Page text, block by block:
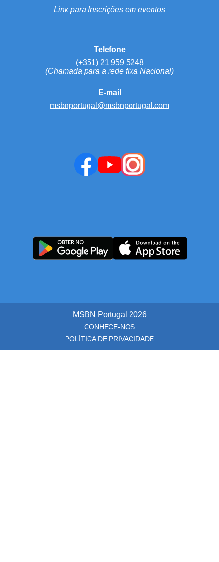
Link para Inscrições em eventos
Telefone
(+351) 21 959 5248
(Chamada para a rede fixa Nacional)
E-mail
msbnportugal@msbnportugal.com
MSBN Portugal 2026
CONHECE-NOS
POLÍTICA DE PRIVACIDADE